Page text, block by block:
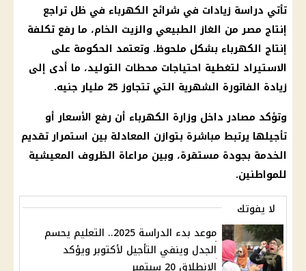
تأتي دراسة زيادات في شرائح الكهرباء في ظل تراجع
إنتاج مصر من الغاز الطبيعي والزيت الخام، ما رفع تكلفة
إنتاج الكهرباء بشكل ملحوظ. وتعتمد الحكومة على
الاستيراد لتغطية احتياجات محطات التوليد، ما أدى إلى
زيادة الفاتورة الشهرية التي تتجاوز 25 مليار جنيه.
وتؤكد مصادر داخل وزارة الكهرباء أن رفع الأسعار أو
تأجيلها يرتبط مباشرة بتوازن المعادلة بين استمرار تقديم
الخدمة بجودة مستقرة، وبين مراعاة الظروف المعيشية
للمواطنين.
لا يفوتك
موعد بدء الدراسة 2025.. التعليم يحسم
الجدل وينفي التأجيل لأكتوبر ويؤكد
الانطلاق 20 سبتمبر